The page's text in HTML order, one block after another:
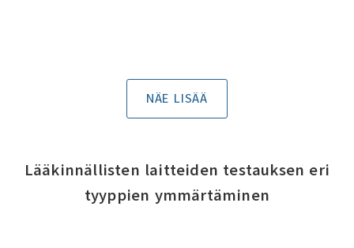
NÄE LISÄÄ
Lääkinnällisten laitteiden testauksen eri
tyyppien ymmärtäminen